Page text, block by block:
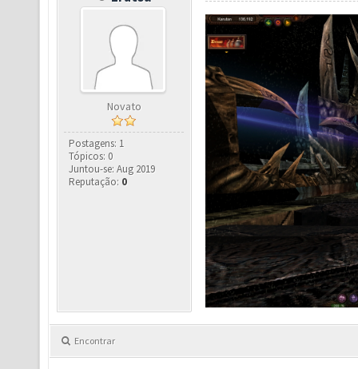
Novato
Postagens: 1
Tópicos: 0
Juntou-se: Aug 2019
Reputação: 0
Encontrar